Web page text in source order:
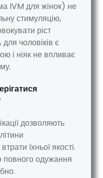
IVM для жінок) не
стимуляцію,
ріст
чоловіків є
і ніяк не впливає
дозволяють
їхньої якості.
повного одужання